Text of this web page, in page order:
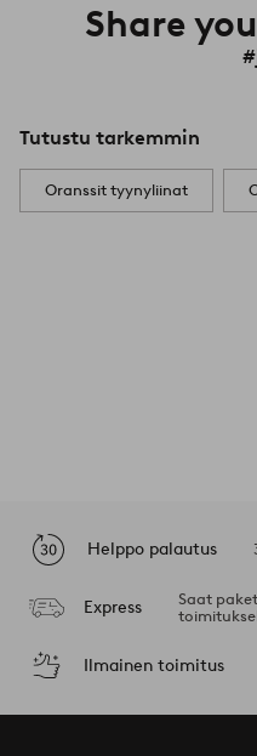
Share
Tutustu tarkemmin
Oranssit tyynyliinat
Helppo palautus
Express
Saat
Ilmainen toimitus